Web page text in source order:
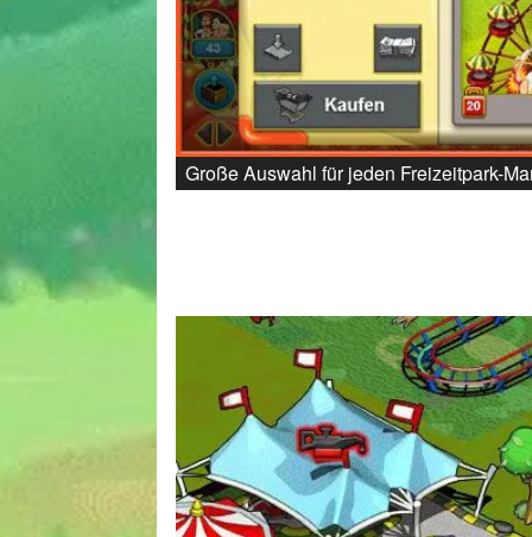
Große Auswahl für jeden Freizeitpark-